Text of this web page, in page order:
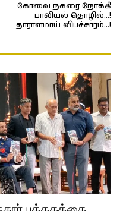
கோவை நகரை நோக்கி
பாலியல் தொழில்…!
தாராளமாய் விபச்சாரம்…!